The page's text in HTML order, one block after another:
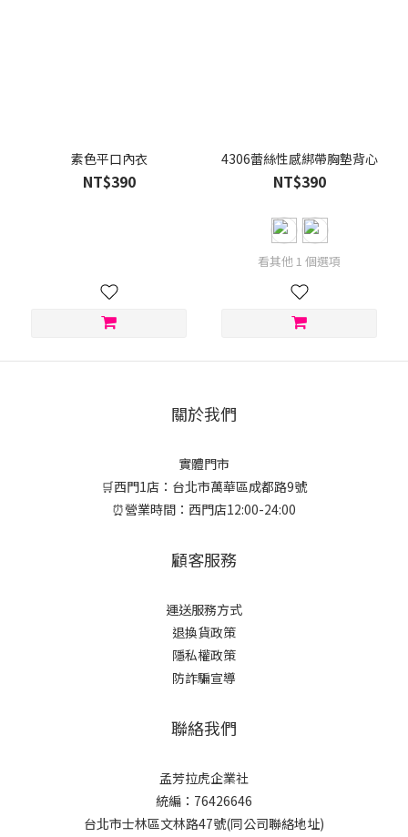
素色平口內衣
NT$390
4306蕾絲性感綁帶胸墊背心
NT$390
看其他 1 個選項
關於我們
實體門市
🛒西門1店：台北市萬華區成都路9號
⏰營業時間：西門店12:00-24:00
顧客服務
運送服務方式
退換貨政策
隱私權政策
防詐騙宣導
聯絡我們
孟芳拉虎企業社
統編：76426646
台北市士林區文林路47號(同公司聯絡地址)